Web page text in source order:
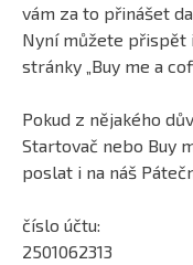
vám za to přinášet
Nyní můžete
stránky „Buy me a
Pokud z nějakého
Startovač nebo Buy
poslat i na náš
číslo účtu:
2501062313